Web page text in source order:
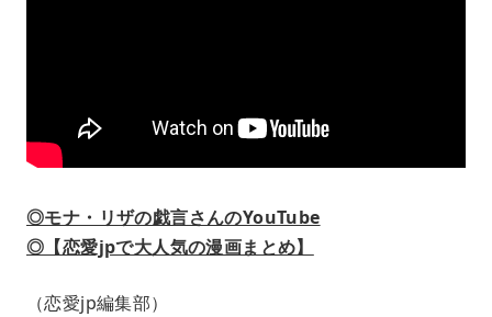
◎モナ・リザの戯言さんのYouTube
◎【恋愛jpで大人気の漫画まとめ】
（恋愛jp編集部）